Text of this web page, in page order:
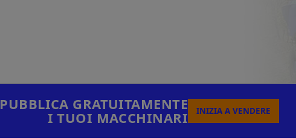
PUBBLICA GRATUITAMENTE
I TUOI MACCHINARI INIZIA A VENDERE